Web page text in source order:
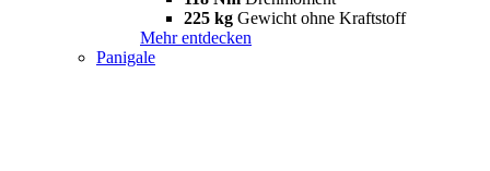
225 kg Gewicht ohne Kraftstoff
Mehr entdecken
Panigale